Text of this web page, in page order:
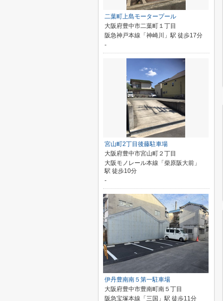
二葉町上島モータープール
大阪府豊中市二葉町１丁目
阪急神戸本線「神崎川」駅 徒歩17分
-
宮山町2丁目後藤駐車場
大阪府豊中市宮山町２丁目
大阪モノレール本線「柴原阪大前」
駅 徒歩10分
-
伊丹豊南南５第一駐車場
大阪府豊中市豊南町南５丁目
阪急宝塚本線「三国」駅 徒歩11分